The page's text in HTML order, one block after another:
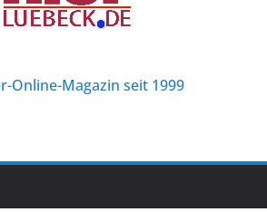
Online-Magazin seit 1999